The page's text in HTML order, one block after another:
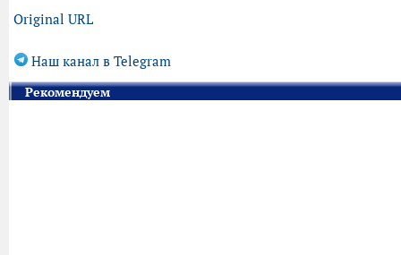
Original URL
Наш канал в Telegram
Рекомендуем